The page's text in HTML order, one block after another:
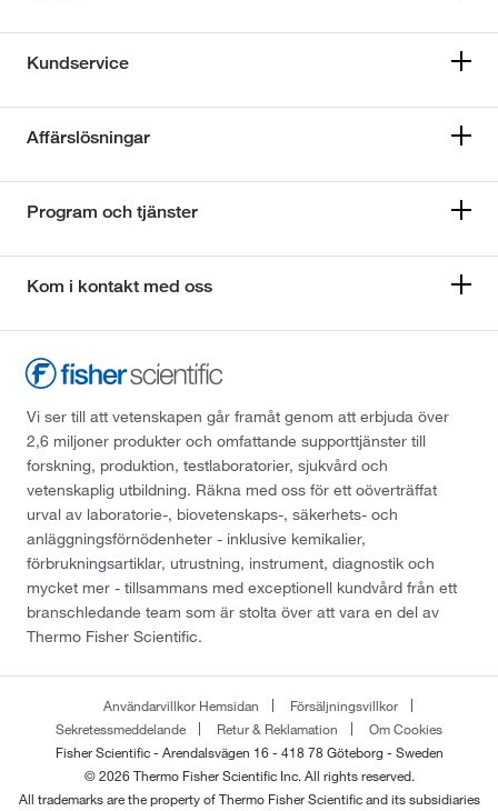
Kundservice
Affärslösningar
Program och tjänster
Kom i kontakt med oss
Vi ser till att vetenskapen går framåt genom att erbjuda över
2,6 miljoner produkter och omfattande supporttjänster till
forskning, produktion, testlaboratorier, sjukvård och
vetenskaplig utbildning. Räkna med oss för ett oöverträffat
urval av laboratorie-, biovetenskaps-, säkerhets- och
anläggningsförnödenheter - inklusive kemikalier,
förbrukningsartiklar, utrustning, instrument, diagnostik och
mycket mer - tillsammans med exceptionell kundvård från ett
branschledande team som är stolta över att vara en del av
Thermo Fisher Scientific.
Användarvillkor Hemsidan
Försäljningsvillkor
Sekretessmeddelande
Retur & Reklamation
Om Cookies
Fisher Scientific - Arendalsvägen 16 - 418 78 Göteborg - Sweden
© 2026 Thermo Fisher Scientific Inc. All rights reserved.
All trademarks are the property of Thermo Fisher Scientific and its subsidiaries